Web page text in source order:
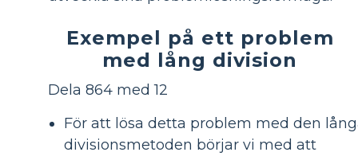
Exempel på ett problem
med lång division
Dela 864 med 12
För att lösa detta problem med den
divisionsmetoden börjar vi med att